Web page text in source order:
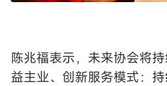
陈兆福表示，未来协会将
益主业、创新服务模式：